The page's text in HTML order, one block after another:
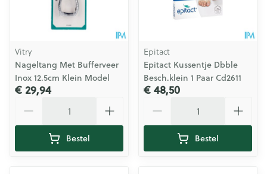
Vitry
Nageltang Met Bufferveer
Inox 12.5cm Klein Model
€ 29,94
Bestel
Epitact
Epitact Kussentje Dbble
Besch.klein 1 Paar Cd2611
€ 48,50
Bestel